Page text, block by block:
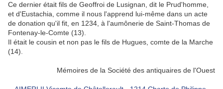
Ce dernier était fils de Geoffroi de Lusignan, dit le Prud'homme,
et d'Eustachia, comme il nous l'apprend lui-même dans un acte
de donation qu'il fit, en 1234, à l'aumônerie de Saint-Thomas de
Fontenay-le-Comte (13).
Il était le cousin et non pas le fils de Hugues, comte de la Marche
(14).
Mémoires de la Société des antiquaires de l'Ouest